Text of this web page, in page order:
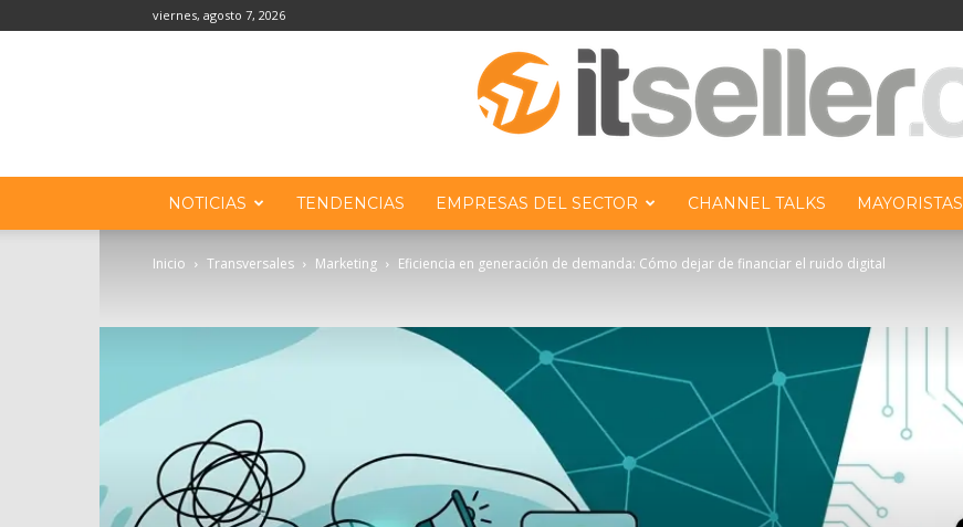
viernes, agosto 7, 2026
Chile
NOTICIAS TENDENCIAS EMPRESAS DEL SECTOR CHANNEL TALKS MAYORISTAS
Inicio Transversales Marketing Eficiencia en generación de demanda: Cómo dejar de financiar el ruido digital